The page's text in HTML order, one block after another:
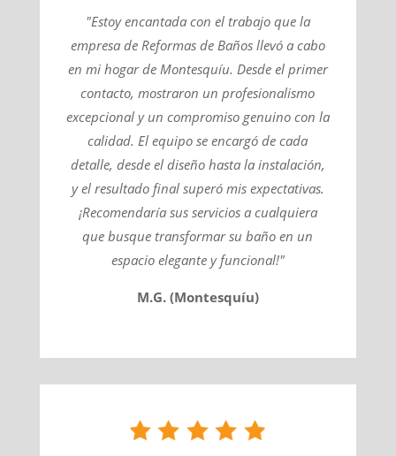
"Estoy encantada con el trabajo que la
empresa de Reformas de Baños llevó a cabo
en mi hogar de Montesquíu. Desde el primer
contacto, mostraron un profesionalismo
excepcional y un compromiso genuino con la
calidad. El equipo se encargó de cada
detalle, desde el diseño hasta la instalación,
y el resultado final superó mis expectativas.
¡Recomendaría sus servicios a cualquiera
que busque transformar su baño en un
espacio elegante y funcional!"
M.G. (Montesquíu)